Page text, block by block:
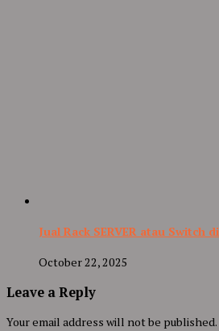
Jual Rack SERVER atau Switch
October 22, 2025
Leave a Reply
Your email address will not be published.